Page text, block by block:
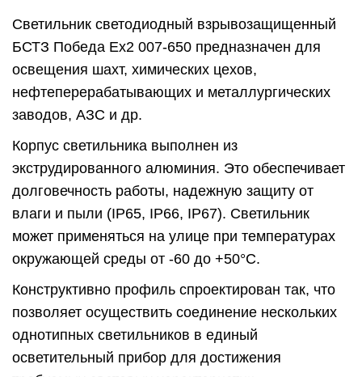
Светильник светодиодный взрывозащищенный
БСТЗ Победа Ex2 007-650 предназначен для
освещения шахт, химических цехов,
нефтеперерабатывающих и металлургических
заводов, АЗС и др.
Корпус светильника выполнен из
экструдированного алюминия. Это обеспечивает
долговечность работы, надежную защиту от
влаги и пыли (IP65, IP66, IP67). Светильник
может применяться на улице при температурах
окружающей среды от -60 до +50°C.
Конструктивно профиль спроектирован так, что
позволяет осуществить соединение нескольких
однотипных светильников в единый
осветительный прибор для достижения